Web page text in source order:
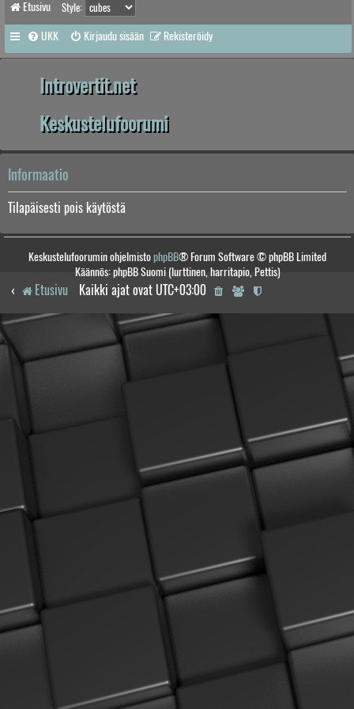
Etusivu Style:
UKK Kirjaudu sisään Rekisteröidy
Introvertit.net
Keskustelufoorumi
Informaatio
Tilapäisesti pois käytöstä
Keskustelufoorumin ohjelmistophpBB® Forum Software © phpBB Limited
Käännös: phpBB Suomi (lurttinen, harritapio, Pettis)
Etusivu Kaikki ajat ovat UTC+03:00